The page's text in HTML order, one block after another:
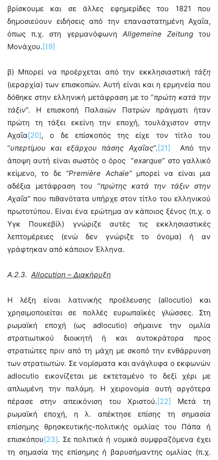
βρίσκουμε και σε άλλες εφημερίδες του 1821 που
δημοσιεύουν ειδήσεις από την επαναστατημένη Αχαΐα,
όπως π.χ. στη γερμανόφωνη Allgemeine Zeitungτου
Μονάχου. [19]
β) Μπορεί να προέρχεται από την εκκλησιαστική τάξη
(ιεραρχία) των επισκοπών. Αυτή είναι και η ερμηνεία που
δόθηκε στην ελληνική μετάφραση με το “πρώτη κατά την
τάξιν”. Η επισκοπή Παλαιών Πατρών πράγματι ήταν
πρώτη τη τάξει εκείνη την εποχή, τουλάχιστον στην
Αχαΐα[20], ο δε επίσκοπός της είχε τον τίτλο του
“υπερτίμου και εξάρχου πάσης Αχαΐας”. [21] Από την
άποψη αυτή είναι σωστός ο όρος “exarque” στο γαλλικό
κείμενο, το δε “Première Achaïe”μπορεί να είναι μια
αδέξια μετάφραση του “πρώτης κατά την τάξιν στην
Αχαΐα” που πιθανότατα υπήρχε στον τίτλο του ελληνικού
πρωτοτύπου. Είναι ένα ερώτημα αν κάποιος ξένος (π.χ. ο
Υγκ Πουκεβίλ) γνώριζε αυτές τις εκκλησιαστικές
λεπτομέρειες (ενώ δεν γνώριζε το όνομα) ή αν
γράφτηκαν από κάποιον Έλληνα.
Α.2.3. Allocution – Διακήρυξη
Η λέξη είναι λατινικής προέλευσης (allocutio) και
χρησιμοποιείται σε πολλές ευρωπαϊκές γλώσσες. Στη
ρωμαϊκή εποχή (ως adlocutio) σήμαινε την ομιλία
στρατιωτικού διοικητή ή και αυτοκράτορα προς
στρατιώτες πριν από τη μάχη με σκοπό την ενθάρρυνση
των στρατιωτών. Σε νομίσματα και ανάγλυφα ο εκφωνών
adlocutio εικονίζεται με εκτεταμένο το δεξί χέρι με
απλωμένη την παλάμη. Η χειρονομία αυτή αργότερα
πέρασε στην απεικόνιση του Χριστού. [22]
Μετά τη
ρωμαϊκή εποχή, η λ. απέκτησε επίσης τη σημασία
επίσημης θρησκευτικής-πολιτικής ομιλίας του Πάπα ή
επισκόπου[23]. Σε πολιτικά ή νομικά συμφραζόμενα έχει
τη σημασία της επίσημης ή βαρυσήμαντης ομιλίας (π.χ.